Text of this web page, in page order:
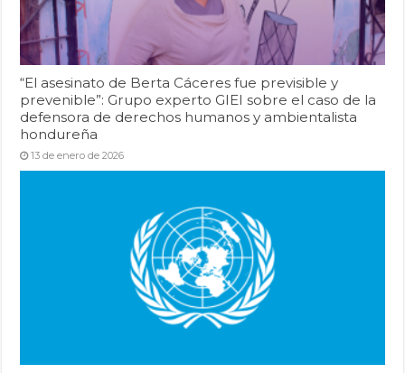
“El asesinato de Berta Cáceres fue previsible y
prevenible”: Grupo experto GIEI sobre el caso de la
defensora de derechos humanos y ambientalista
hondureña
13 de enero de 2026